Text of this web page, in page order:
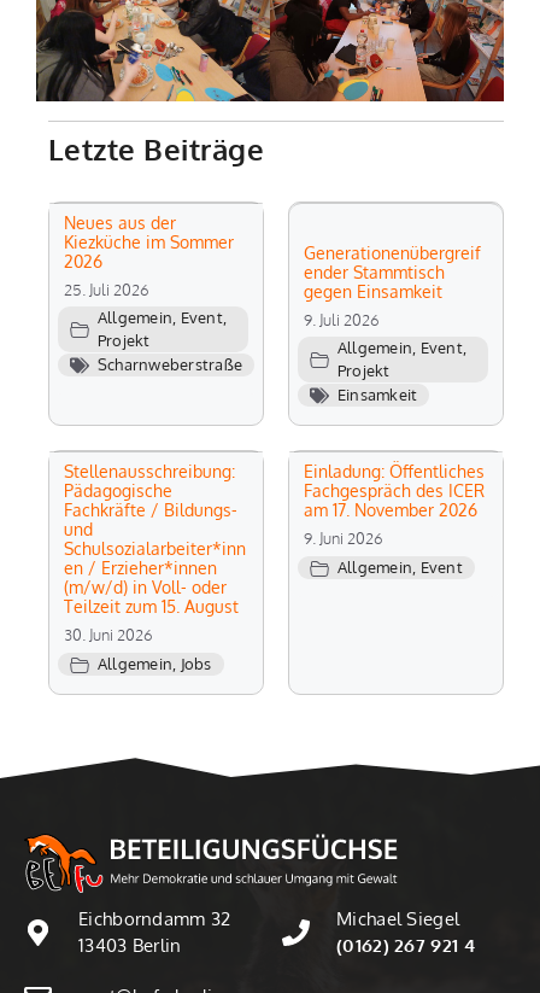
Letzte Beiträge
Neues aus der
Kiezküche im Sommer
2026
25. Juli 2026
Allgemein Event,
Projekt
Scharnweberstraße
Generationenübergreif
ender Stammtisch
gegen Einsamkeit
9. Juli 2026
Allgemein Event,
Projekt
Einsamkeit
Stellenausschreibung:
Pädagogische
Fachkräfte / Bildungs-
und
Schulsozialarbeiter*inn
en / Erzieher*innen
(m/w/d) in Voll- oder
Teilzeit zum 15. August
30. Juni 2026
Allgemein, Jobs
Einladung: Öffentliches
Fachgespräch des ICER
am 17. November 2026
9. Juni 2026
Allgemein, Event
Eichborndamm 32
13403 Berlin
Michael Siegel
(0162) 267 921 4